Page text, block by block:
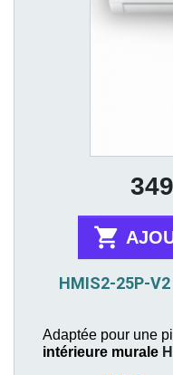

HMIS2-25P-
Adaptée pour une
intérieure murale